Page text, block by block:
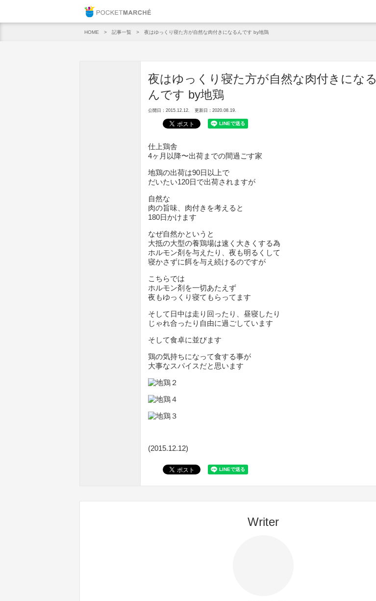
HOME 記事一覧 夜はゆっくり寝た方が自然な肉付きになるんです by地鶏
夜はゆっくり寝た方が自然な肉付きになる
んです by地鶏
公開日：2015.12.12. 更新日：2020.08.19.
仕上鶏舎
4ヶ月以降〜出荷までの間過ごす家
地鶏の出荷は90日以上で
だいたい120日で出荷されますが
自然な
肉の旨味、肉付きを考えると
180日かけます
なぜ自然かというと
大抵の大型の養鶏場は速く大きくする為
ホルモン剤を与えたり、夜も明るくして
寝かさずに餌を与え続けるのですが
こちらでは
ホルモン剤を一切あたえず
夜もゆっくり寝てもらってます
そして日中は走り回ったり、昼寝したり
じゃれ合ったり自由に過ごしています
そして食卓に並びます
鶏の気持ちになって食する事が
大事なスパイスだと思います
(2015.12.12)
Writer